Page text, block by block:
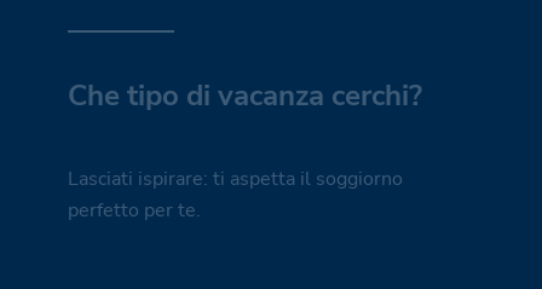
Che tipo di vacanza cerchi?
Lasciati ispirare: ti aspetta il soggiorno
perfetto per te.